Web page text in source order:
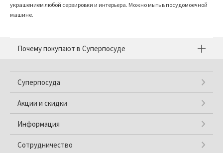
украшением любой сервировки и интерьера. Можно мыть в посудомоечной
машине.
Почему покупают в Суперпосуде
Суперпосуда
Акции и скидки
Информация
Сотрудничество